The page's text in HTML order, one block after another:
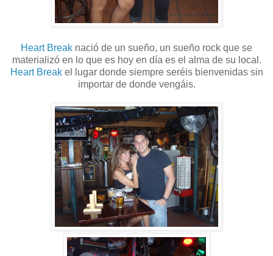
Heart Break nació de un sueño, un sueño rock que se
materializó en lo que es hoy en día es el alma de su local.
Heart Breakel lugar donde siempre seréis bienvenidas sin
importar de donde vengáis.